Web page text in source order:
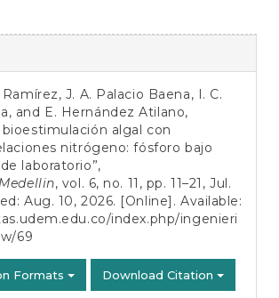
J. A. Palacio Baena, I. C.
and E. Hernández Atilano,
bioestimulación algal con
nitrógeno: fósforo bajo
laboratorio”,
, vol. 6, no. 11, pp. 11–21, Jul.
Aug. 10, 2026. [Online]. Available:
index.php/ingenieri
69
Formats Download Citation